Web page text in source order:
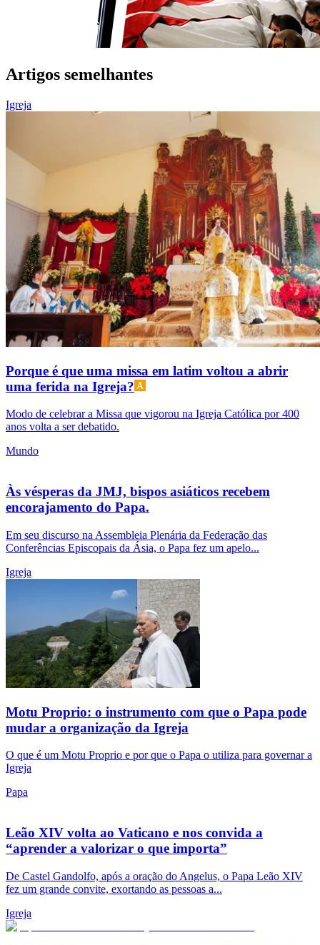
Artigos semelhantes
Igreja
Porque é que uma missa em latim voltou a abrir
uma ferida na Igreja?
Modo de celebrar a Missa que vigorou na Igreja Católica por 400
anos volta a ser debatido.
Mundo
Às vésperas da JMJ, bispos asiáticos recebem
encorajamento do Papa.
Em seu discurso na Assembleia Plenária da Federação das
Conferências Episcopais da Ásia, o Papa fez um apelo...
Igreja
Motu Proprio: o instrumento com que o Papa pode
mudar a organização da Igreja
O que é um Motu Proprio e por que o Papa o utiliza para governar a
Igreja
Papa
Leão XIV volta ao Vaticano e nos convida a
“aprender a valorizar o que importa”
De Castel Gandolfo, após a oração do Angelus, o Papa Leão XIV
fez um grande convite, exortando as pessoas a...
Igreja